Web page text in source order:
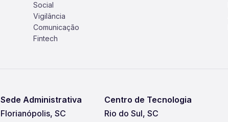
Social
Vigilância
Comunicação
Fintech
Sede Administrativa
Florianópolis, SC
Centro de Tecnologia
Rio do Sul, SC